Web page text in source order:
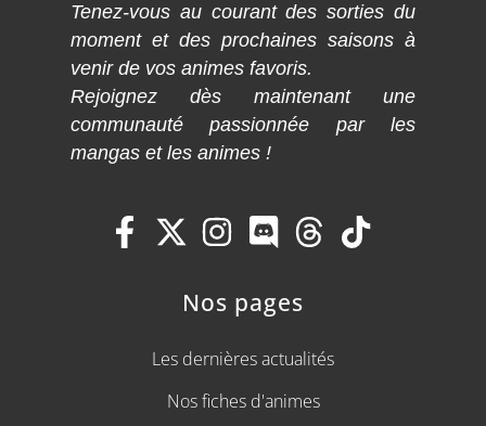
Tenez-vous au courant des sorties du
moment et des prochaines saisons à
venir de vos animes favoris.
Rejoignez dès maintenant une
communauté passionnée par les
mangas et les animes !
Nos pages
Les dernières actualités
Nos fiches d'animes